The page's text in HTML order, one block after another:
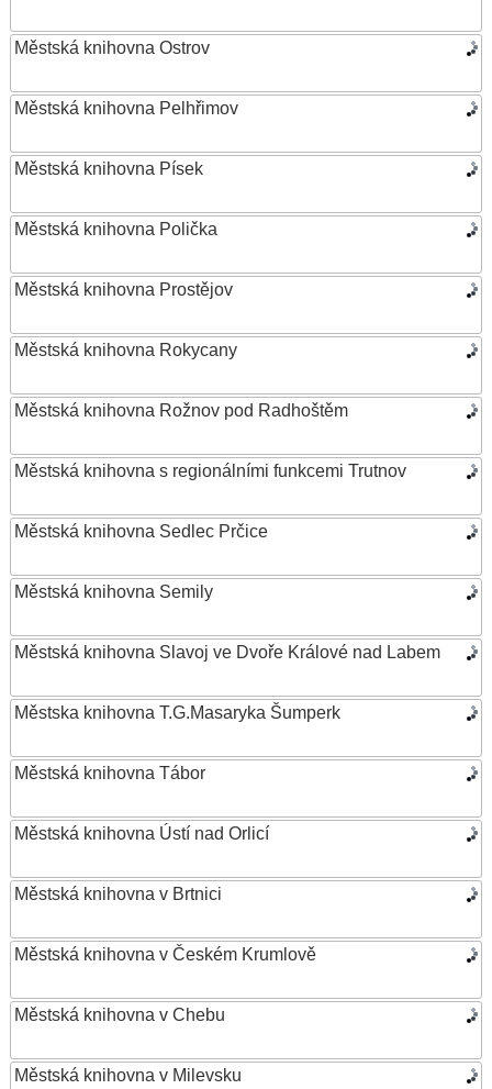
Městská knihovna Ostrov
Městská knihovna Pelhřimov
Městská knihovna Písek
Městská knihovna Polička
Městská knihovna Prostějov
Městská knihovna Rokycany
Městská knihovna Rožnov pod Radhoštěm
Městská knihovna s regionálními funkcemi Trutnov
Městská knihovna Sedlec Prčice
Městská knihovna Semily
Městská knihovna Slavoj ve Dvoře Králové nad Labem
Městska knihovna T.G.Masaryka Šumperk
Městská knihovna Tábor
Městská knihovna Ústí nad Orlicí
Městská knihovna v Brtnici
Městská knihovna v Českém Krumlově
Městská knihovna v Chebu
Městská knihovna v Milevsku